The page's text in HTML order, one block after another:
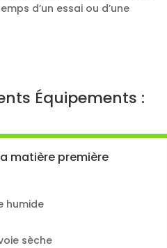
d’un essai ou d’une
Équipements :
matière première
humide
sèche